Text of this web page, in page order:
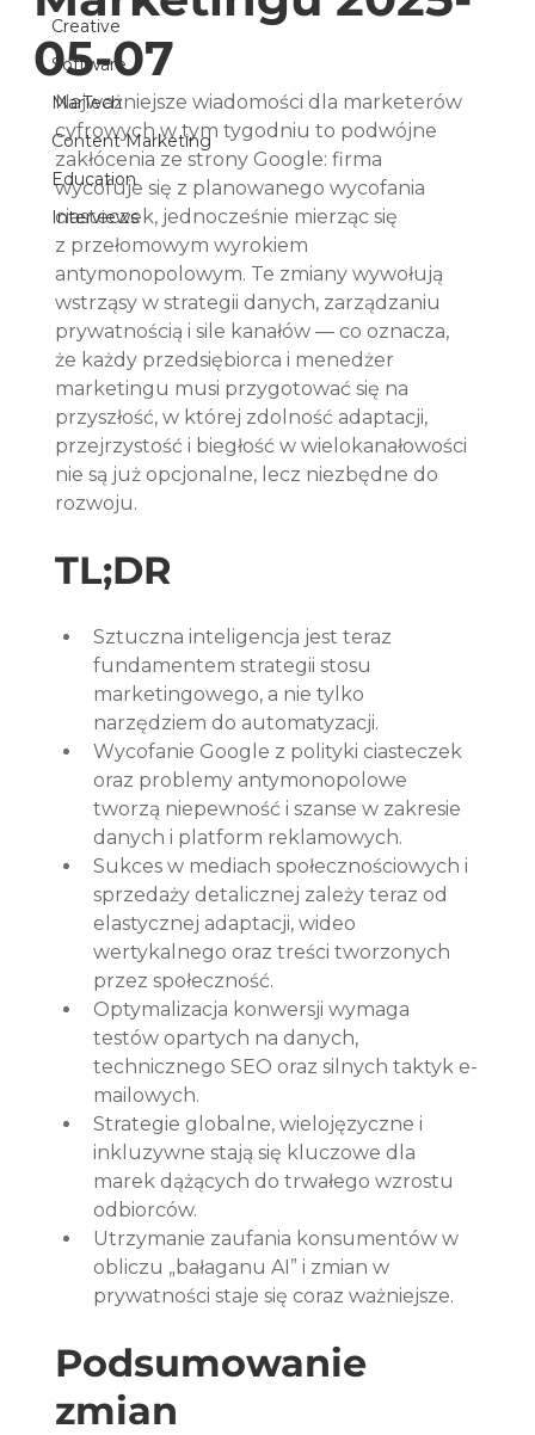
Creative
Software
MarTech
Content Marketing
Education
Interviews
05-07
Najważniejsze wiadomości dla marketerów
cyfrowych w tym tygodniu to podwójne
zakłócenia ze strony Google: firma
wycofuje się z planowanego wycofania
ciasteczek, jednocześnie mierząc się
z przełomowym wyrokiem
antymonopolowym. Te zmiany wywołują
wstrząsy w strategii danych, zarządzaniu
prywatnością i sile kanałów — co oznacza,
że każdy przedsiębiorca i menedżer
marketingu musi przygotować się na
przyszłość, w której zdolność adaptacji,
przejrzystość i biegłość w wielokanałowości
nie są już opcjonalne, lecz niezbędne do
rozwoju.
TL;DR
Sztuczna inteligencja jest teraz
fundamentem strategii stosu
marketingowego, a nie tylko
narzędziem do automatyzacji.
Wycofanie Google z polityki ciasteczek
oraz problemy antymonopolowe
tworzą niepewność i szanse w zakresie
danych i platform reklamowych.
Sukces w mediach społecznościowych i
sprzedaży detalicznej zależy teraz od
elastycznej adaptacji, wideo
wertykalnego oraz treści tworzonych
przez społeczność.
Optymalizacja konwersji wymaga
testów opartych na danych,
technicznego SEO oraz silnych taktyk e-
mailowych.
Strategie globalne, wielojęzyczne i
inkluzywne stają się kluczowe dla
marek dążących do trwałego wzrostu
odbiorców.
Utrzymanie zaufania konsumentów w
obliczu „bałaganu AI” i zmian w
prywatności staje się coraz ważniejsze.
Podsumowanie
zmian